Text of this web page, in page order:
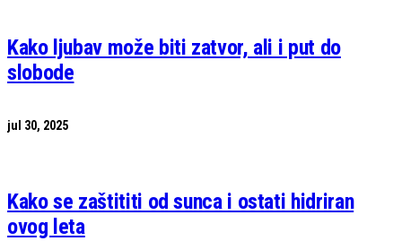
Kako ljubav može biti zatvor, ali i put do
slobode
jul 30, 2025
Kako se zaštititi od sunca i ostati hidriran
ovog leta